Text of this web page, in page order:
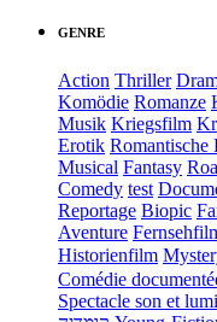
GENRE
Action Thriller
Komödie Romanze
Musik Kriegsfilm
Erotik Romantische
Musical Fantasy
Comedy test
Reportage Biopic
Aventure
Historienfilm
Comédie
Spectacle son et